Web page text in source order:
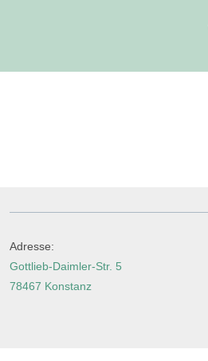
Adresse:
Gottlieb-Daimler-Str. 5
78467 Konstanz